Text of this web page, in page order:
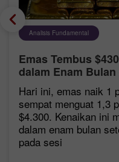
Analisis Fundamental
Emas Tembus
dalam Enam
Kesepakatan
Hari ini, emas naik 1
sempat menguat 1,3
$4.300. Kenaikan ini
dalam enam bulan
pada sesi